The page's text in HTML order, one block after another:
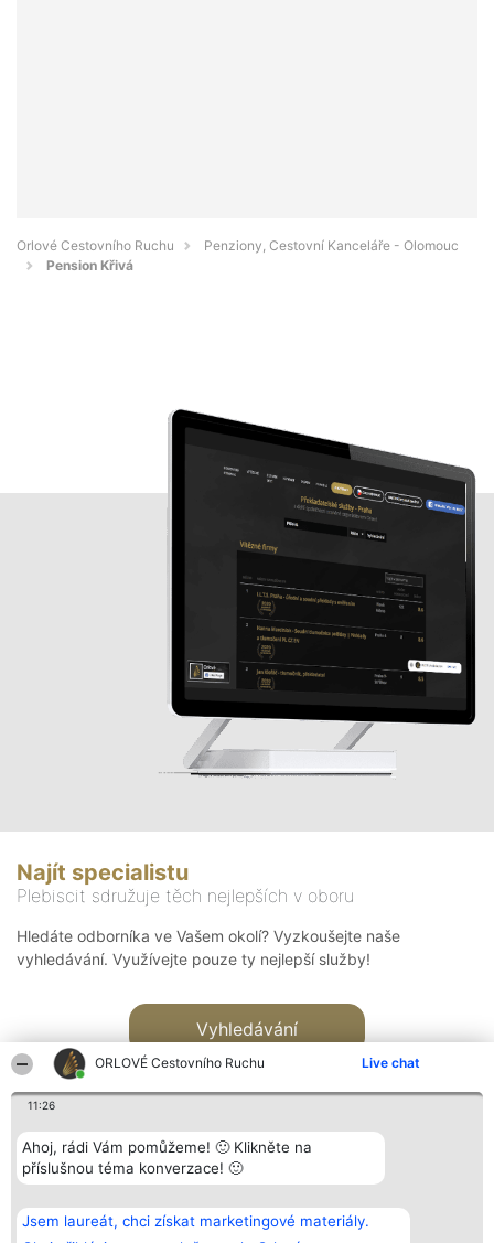
ORLOVÉ Cestovního Ruchu Live chat
11:26
Ahoj, rádi Vám pomůžeme! 🙂 Klikněte na
příslušnou téma konverzace! 🙂
Jsem laureát, chci získat marketingové materiály.
Orlové Cestovního Ruchu
Penziony, Cestovní Kanceláře - Olomouc
Pension Křivá
Najít specialistu
Plebiscit sdružuje těch nejlepších v oboru
Hledáte odborníka ve Vašem okolí? Vyzkoušejte naše
vyhledávání. Využívejte pouze ty nejlepší služby!
Vyhledávání
Bright Side Solutions sp. z o.
o. sp. k.
ul. Ruska 22
Vítězové
Seznam všech
laureátů
Kontakt